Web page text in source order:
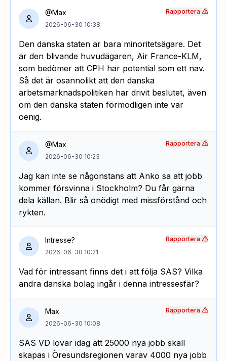
@Max
2026-06-30 10:38
Den danska staten är bara minoritetsägare. Det
är den blivande huvudägaren, Air France-KLM,
som bedömer att CPH har potential som ett nav.
Så det är osannolikt att den danska
arbetsmarknadspolitiken har drivit beslutet, även
om den danska staten förmodligen inte var
oenig.
Rapportera
@Max
2026-06-30 10:23
Jag kan inte se någonstans att Anko sa att jobb
kommer försvinna i Stockholm? Du får gärna
dela källan. Blir så onödigt med missförstånd och
rykten.
Rapportera
Intresse?
2026-06-30 10:21
Vad för intressant finns det i att följa SAS? Vilka
andra danska bolag ingår i denna intressesfär?
Rapportera
Max
2026-06-30 10:08
SAS VD lovar idag att 25000 nya jobb skall
skapas i Öresundsregionen varav 4000 nya jobb
Rapportera